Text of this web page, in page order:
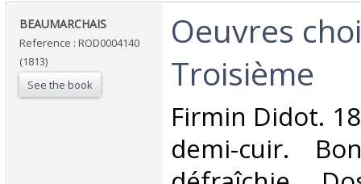
‎BEAUMARCHAIS‎
Reference : ROD0004140
(1813)
See the book
‎Oeuvres
Troisième‎
‎Firmin Didot.
demi-cuir.